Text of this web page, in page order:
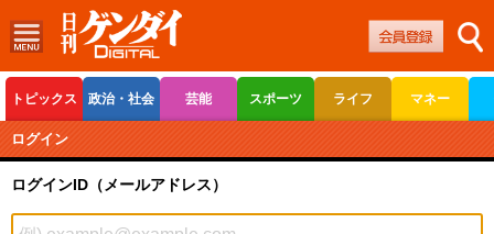
トピックス 政治・社会 芸能 スポーツ ライフ マネー
ボートレース
ログイン
ログインID（メールアドレス）